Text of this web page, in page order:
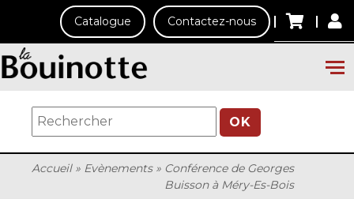
Catalogue Contactez-nous
OK
Accueil» Evènements» Conférence de Georges
Buisson à Méry-Es-Bois